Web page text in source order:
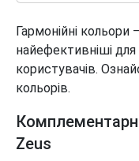
Гармонійні кольори
найефективніші
користувачів.
кольорів.
Zeus